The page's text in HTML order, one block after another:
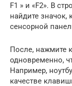
F1 » и «F2». В
найдите значок,
сенсорной
После, нажмите
одновременно,
Например,
качестве